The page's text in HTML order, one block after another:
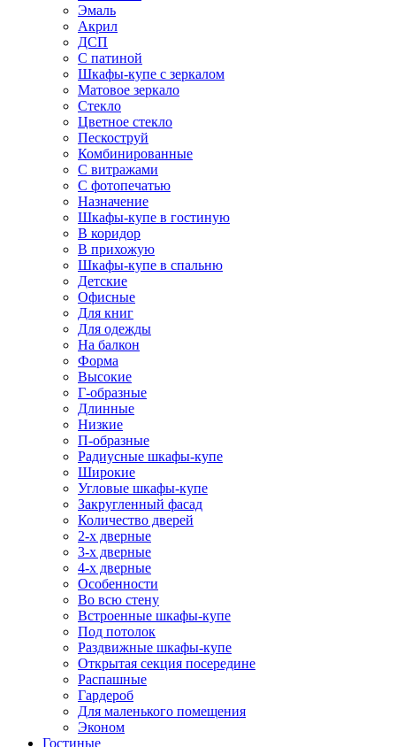
Эмаль
Акрил
ДСП
С патиной
Шкафы-купе с зеркалом
Матовое зеркало
Стекло
Цветное стекло
Пескоструй
Комбинированные
С витражами
С фотопечатью
Назначение
Шкафы-купе в гостиную
В коридор
В прихожую
Шкафы-купе в спальню
Детские
Офисные
Для книг
Для одежды
На балкон
Форма
Высокие
Г-образные
Длинные
Низкие
П-образные
Радиусные шкафы-купе
Широкие
Угловые шкафы-купе
Закругленный фасад
Количество дверей
2-х дверные
3-х дверные
4-х дверные
Особенности
Во всю стену
Встроенные шкафы-купе
Под потолок
Раздвижные шкафы-купе
Открытая секция посередине
Распашные
Гардероб
Для маленького помещения
Эконом
Гостиные